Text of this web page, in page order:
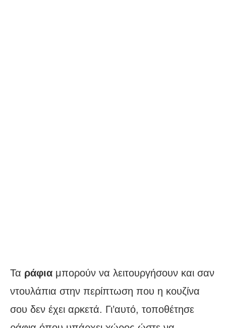
Τα ράφια μπορούν να λειτουργήσουν και σαν
ντουλάπια στην περίπτωση που η κουζίνα
σου δεν έχει αρκετά. Γι’αυτό, τοποθέτησε